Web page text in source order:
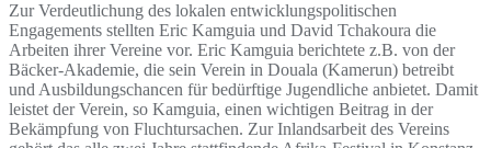
Zur Verdeutlichung des lokalen entwicklungspolitischen
Engagements stellten Eric Kamguia und David Tchakoura die
Arbeiten ihrer Vereine vor. Eric Kamguia berichtete z.B. von der
Bäcker-Akademie, die sein Verein in Douala (Kamerun) betreibt
und Ausbildungschancen für bedürftige Jugendliche anbietet. Damit
leistet der Verein, so Kamguia, einen wichtigen Beitrag in der
Bekämpfung von Fluchtursachen. Zur Inlandsarbeit des Vereins